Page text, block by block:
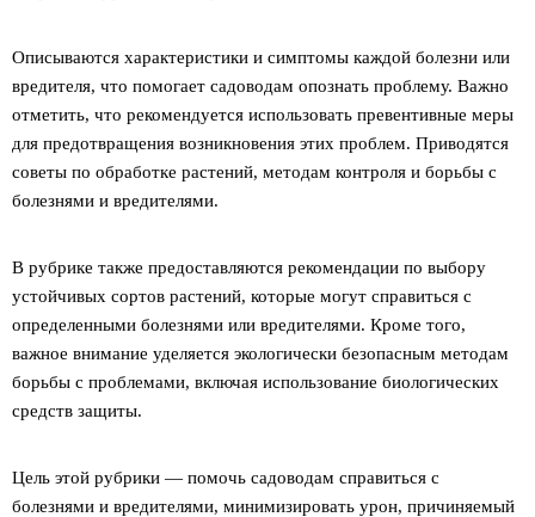
Описываются характеристики и симптомы каждой болезни или
вредителя, что помогает садоводам опознать проблему. Важно
отметить, что рекомендуется использовать превентивные меры
для предотвращения возникновения этих проблем. Приводятся
советы по обработке растений, методам контроля и борьбы с
болезнями и вредителями.
В рубрике также предоставляются рекомендации по выбору
устойчивых сортов растений, которые могут справиться с
определенными болезнями или вредителями. Кроме того,
важное внимание уделяется экологически безопасным методам
борьбы с проблемами, включая использование биологических
средств защиты.
Цель этой рубрики — помочь садоводам справиться с
болезнями и вредителями, минимизировать урон, причиняемый